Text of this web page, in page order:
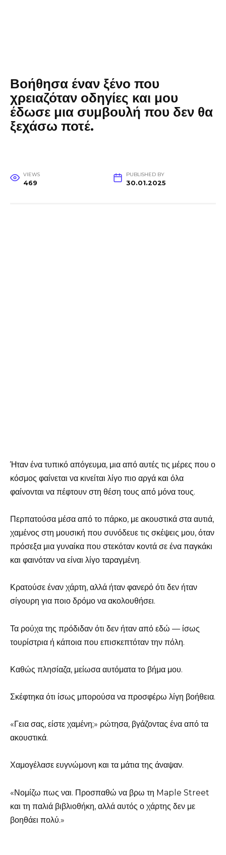
Βοήθησα έναν ξένο που
χρειαζόταν οδηγίες και μου
έδωσε μια συμβουλή που δεν θα
ξεχάσω ποτέ.
VIEWS
469
PUBLISHED BY
30.01.2025
Ήταν ένα τυπικό απόγευμα, μια από αυτές τις μέρες που ο
κόσμος φαίνεται να κινείται λίγο πιο αργά και όλα
φαίνονται να πέφτουν στη θέση τους από μόνα τους.
Περπατούσα μέσα από το πάρκο, με ακουστικά στα αυτιά,
χαμένος στη μουσική που συνόδευε τις σκέψεις μου, όταν
πρόσεξα μια γυναίκα που στεκόταν κοντά σε ένα παγκάκι
και φαινόταν να είναι λίγο ταραγμένη.
Κρατούσε έναν χάρτη, αλλά ήταν φανερό ότι δεν ήταν
σίγουρη για ποιο δρόμο να ακολουθήσει.
Τα ρούχα της πρόδιδαν ότι δεν ήταν από εδώ — ίσως
τουρίστρια ή κάποια που επισκεπτόταν την πόλη.
Καθώς πλησίαζα, μείωσα αυτόματα το βήμα μου.
Σκέφτηκα ότι ίσως μπορούσα να προσφέρω λίγη βοήθεια.
«Γεια σας, είστε χαμένη;» ρώτησα, βγάζοντας ένα από τα
ακουστικά.
Χαμογέλασε ευγνώμονη και τα μάτια της άναψαν.
«Νομίζω πως ναι. Προσπαθώ να βρω τη Maple Street
και τη παλιά βιβλιοθήκη, αλλά αυτός ο χάρτης δεν με
βοηθάει πολύ.»